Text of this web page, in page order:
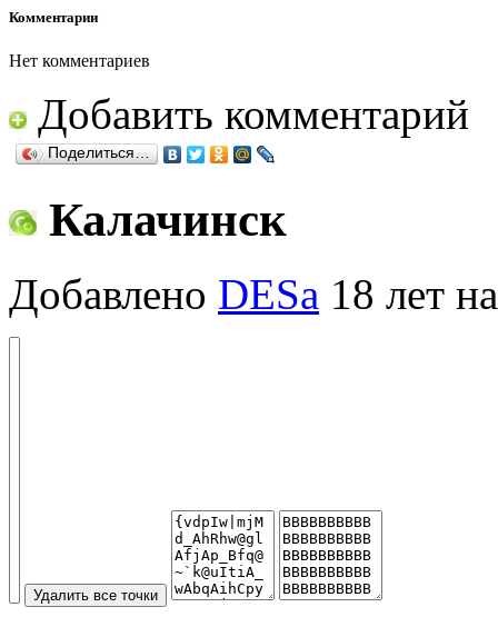
Комментарии
Нет комментариев
Добавить комментарий
Поделиться…
Калачинск
Добавлено DESa 18 лет